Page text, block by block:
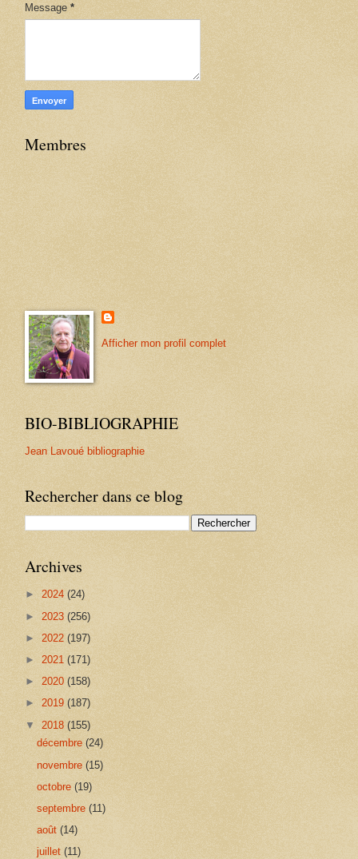
Message *
Membres
Afficher mon profil complet
BIO-BIBLIOGRAPHIE
Jean Lavoué bibliographie
Rechercher dans ce blog
Archives
► 2024 (24)
► 2023 (256)
► 2022 (197)
► 2021 (171)
► 2020 (158)
► 2019 (187)
▼ 2018 (155)
décembre(24)
novembre(15)
octobre(19)
septembre(11)
août(14)
juillet(11)